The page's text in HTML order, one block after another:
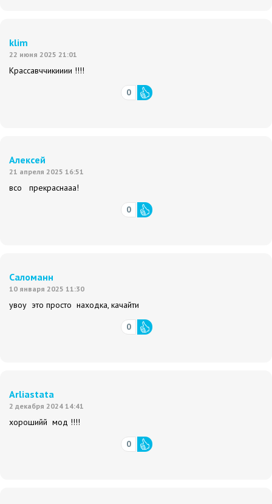
klim
22 июня 2025 21:01
Крассавччикииии !!!!
0
Алексей
21 апреля 2025 16:51
всо прекраснааа!
0
Саломанн
10 января 2025 11:30
увоу это просто находка, качайти
0
Arliastata
2 декабря 2024 14:41
хорошийй мод !!!!
0